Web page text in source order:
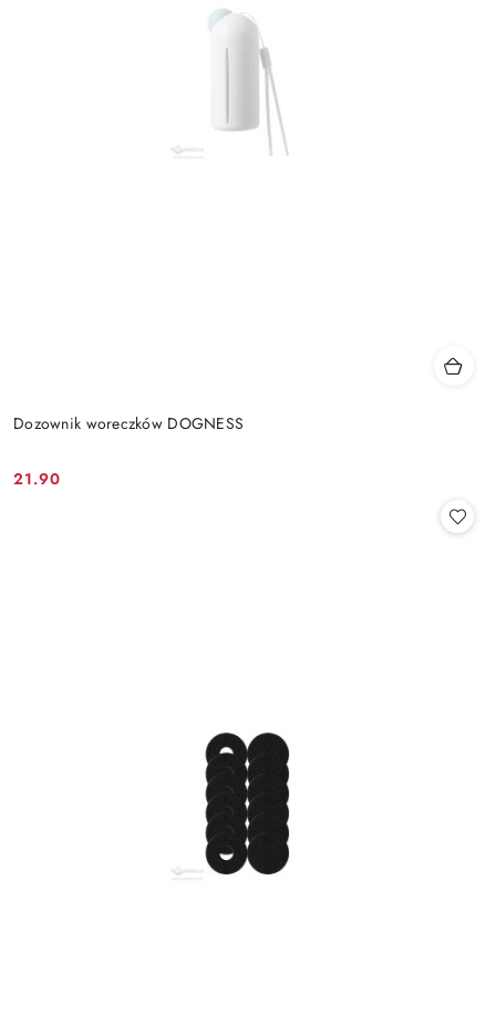
Dozownik woreczków DOGNESS
Cena:
21.90